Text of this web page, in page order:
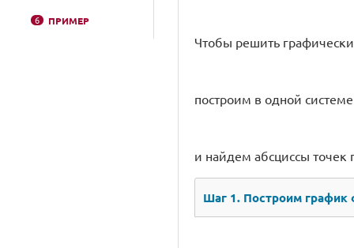
6 ПРИМЕР
Чтобы решить
построим в одной
и найдем абсциссы точек
Шаг 1. Построим